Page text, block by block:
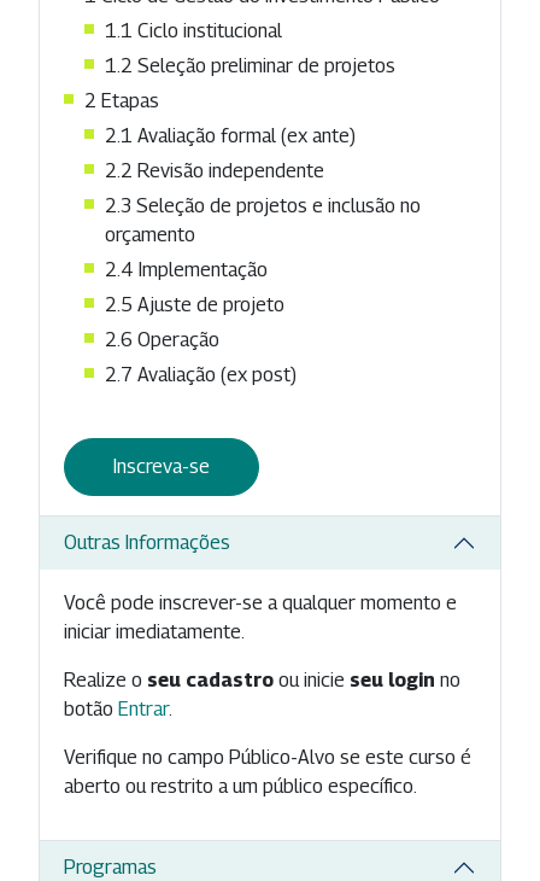
1.1 Ciclo institucional
1.2 Seleção preliminar de projetos
2 Etapas
2.1 Avaliação formal (ex ante)
2.2 Revisão independente
2.3 Seleção de projetos e inclusão no
orçamento
2.4 Implementação
2.5 Ajuste de projeto
2.6 Operação
2.7 Avaliação (ex post)
Inscreva-se
Outras Informações
Você pode inscrever-se a qualquer momento e
iniciar imediatamente.
Realize o seu cadastro ou inicie seu login no
botão Entrar.
Verifique no campo Público-Alvo se este curso é
aberto ou restrito a um público específico.
Programas